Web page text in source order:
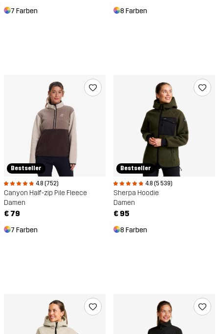
7 Farben 8 Farben
Bestseller
4.8 (752)
Canyon Half-zip Pile Fleece
Damen
€ 79
7 Farben
Bestseller
4.8 (5 539)
Sherpa Hoodie
Damen
€ 95
8 Farben